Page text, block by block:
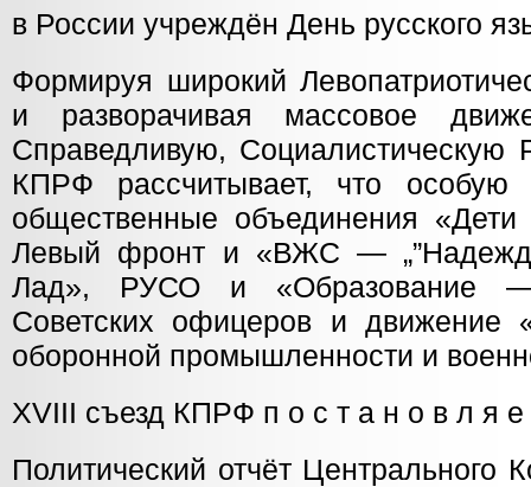
в России учреждён День русского
Формируя широкий
и разворачивая массовое
Справедливую,
КПРФ рассчитывает, что особую
общественные объединения
Левый фронт и «ВЖС —
Лад», РУСО и «Образование
Cоветских офицеров и движение
оборонной промышленности и
XVIII съезд КПРФ п о с т а н о в л я е
Политический отчёт Центрального